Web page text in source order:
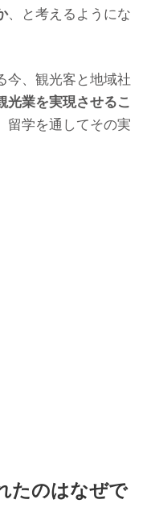
、と考えるようにな
今、観光客と地域社
光業を実現させるこ
留学を通してその実
たのはなぜで